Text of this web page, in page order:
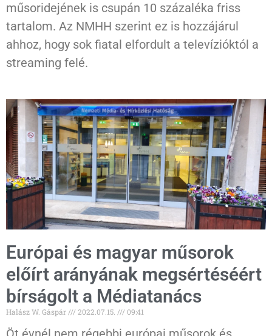
műsoridejének is csupán 10 százaléka friss
tartalom. Az NMHH szerint ez is hozzájárul
ahhoz, hogy sok fiatal elfordult a televízióktól a
streaming felé.
Európai és magyar műsorok
előírt arányának megsértéséért
bírságolt a Médiatanács
Halász W. Gáspár 2022.07.15. 09:41